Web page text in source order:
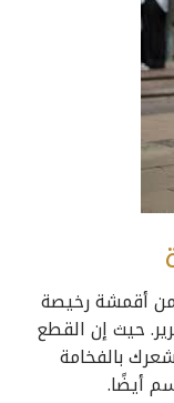
أقمشة رخيصة
حيث إن القطع
بالفخامة
أيضًا.